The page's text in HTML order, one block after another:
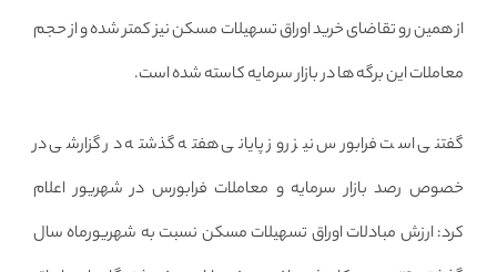
از همین رو تقاضای خرید اوراق تسهیلات مسکن نیز کمتر شده و از حجم
معاملات این برگه ها در بازار سرمایه کاسته شده است.
گفتنی است فرابورس نیز روز پایانی هفته گذشته در گزارشی در
خصوص رصد بازار سرمایه و معاملات فرابورس در شهریور اعلام
کرد: ارزش مبادلات اوراق تسهیلات مسکن نسبت به شهریورماه سال